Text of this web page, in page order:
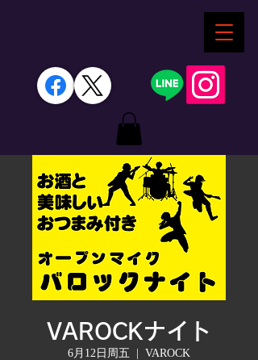
VAROCKナイト
6月12日周五
  |
VAROCK